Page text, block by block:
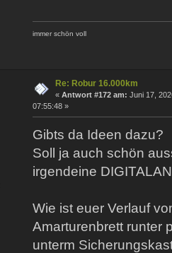
immer schön voll
Re: Robur 16.000km
« Antwort #172 am: Juni 17,
07:55:48 »
Gibts da Ideen dazu?
Soll ja auch schön
irgendeine
Wie ist euer Verlauf
Amarturenbrett runter
unterm